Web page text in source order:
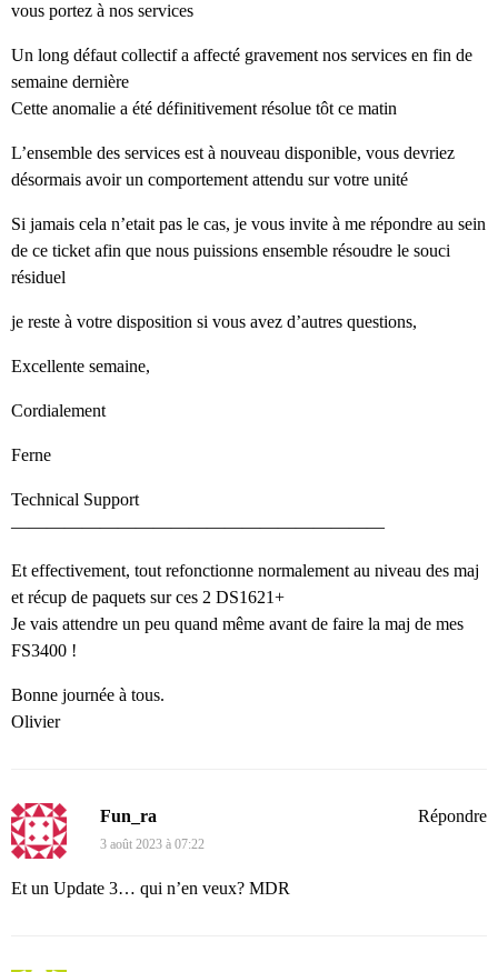
vous portez à nos services
Un long défaut collectif a affecté gravement nos services en fin de
semaine dernière
Cette anomalie a été définitivement résolue tôt ce matin
L’ensemble des services est à nouveau disponible, vous devriez
désormais avoir un comportement attendu sur votre unité
Si jamais cela n’etait pas le cas, je vous invite à me répondre au sein
de ce ticket afin que nous puissions ensemble résoudre le souci
résiduel
je reste à votre disposition si vous avez d’autres questions,
Excellente semaine,
Cordialement
Ferne
Technical Support
—————————————————————
Et effectivement, tout refonctionne normalement au niveau des maj
et récup de paquets sur ces 2 DS1621+
Je vais attendre un peu quand même avant de faire la maj de mes
FS3400 !
Bonne journée à tous.
Olivier
Fun_ra
3 août 2023 à 07:22
Et un Update 3… qui n’en veux? MDR
Répondre